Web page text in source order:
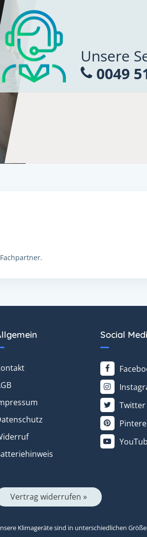
Unsere
0049
Social
Twitter
Vertrag widerrufen »
Klimageräte sind in unterschiedlichen